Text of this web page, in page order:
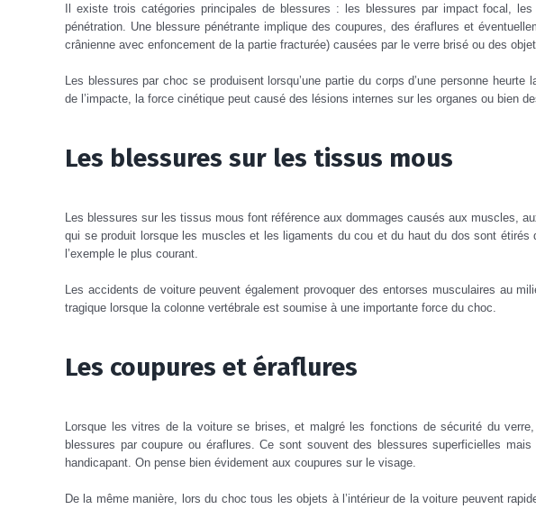
Il existe trois catégories principales de blessures : les blessures par impact focal,
pénétration. Une blessure pénétrante implique des coupures, des éraflures et
crânienne avec enfoncement de la partie fracturée) causées par le verre brisé ou des
Les blessures par choc se produisent lorsqu’une partie du corps d’une personne
de l’impacte, la force cinétique peut causé des lésions internes sur les organes ou bien
Les blessures sur les tissus mous
Les blessures sur les tissus mous font référence aux dommages causés aux muscles,
qui se produit lorsque les muscles et les ligaments du cou et du haut du dos sont
l’exemple le plus courant.
Les accidents de voiture peuvent également provoquer des entorses musculaires au
tragique lorsque la colonne vertébrale est soumise à une importante force du choc.
Les coupures et éraflures
Lorsque les vitres de la voiture se brises, et malgré les fonctions de sécurité du
blessures par coupure ou éraflures. Ce sont souvent des blessures superficielles
handicapant. On pense bien évidement aux coupures sur le visage.
De la même manière, lors du choc tous les objets à l’intérieur de la voiture peuvent